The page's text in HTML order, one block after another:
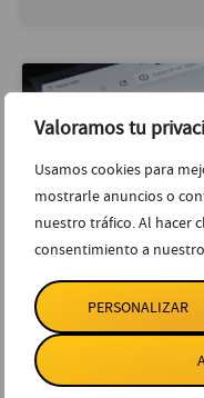
Valoramos tu
Usamos cookies para
mostrarle anuncios o
nuestro tráfico. Al hacer
consentimiento a
PERSONALIZAR